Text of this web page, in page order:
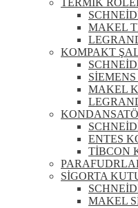
TERMİK
MAKEL
KOMPAKT
MAKEL
ENTES
TİBCON
SİGORTA
MAKEL